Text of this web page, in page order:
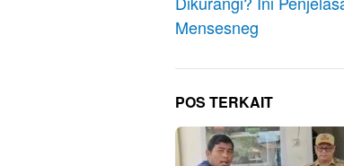
Mensesneg
POS TERKAIT